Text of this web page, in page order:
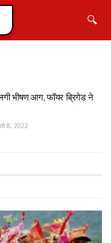
🔍
भीषण आग, फॉयर ब्रिगेड ने
8, 2022